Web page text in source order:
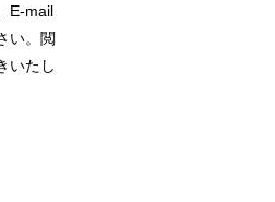
E-mail
い。閲
いたし